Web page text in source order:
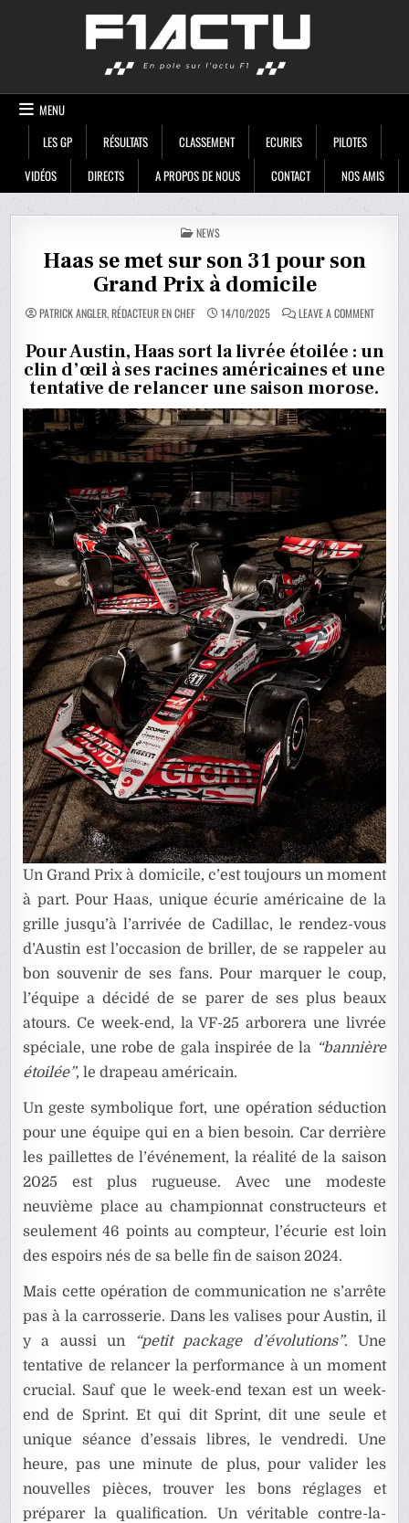
MENU
LES GP
RÉSULTATS CLASSEMENT ECURIES
PILOTES
VIDÉOS
DIRECTS A PROPOS DE NOUS CONTACT NOS AMIS
POSTED
IN
NEWS
Haas se met sur son 31 pour son
Grand Prix à domicile
PATRICK ANGLER, RÉDACTEUR EN CHEF 14/10/2025 LEAVE A COMMENTON
MET
SUR
SON
31
POUR
GRAND
À
Pour Austin, Haas sort la livrée étoilée : un
clin d’œil à ses racines américaines et une
tentative de relancer une saison morose.
Un Grand Prix à domicile, c’est toujours un moment
à part. Pour Haas, unique écurie américaine de la
grille jusqu’à l’arrivée de Cadillac, le rendez-vous
d’Austin est l’occasion de briller, de se rappeler au
bon souvenir de ses fans. Pour marquer le coup,
l’équipe a décidé de se parer de ses plus beaux
atours. Ce week-end, la VF-25 arborera une livrée
spéciale, une robe de gala inspirée de la “bannière
étoilée”, le drapeau américain.
Un geste symbolique fort, une opération séduction
pour une équipe qui en a bien besoin. Car derrière
les paillettes de l’événement, la réalité de la saison
2025 est plus rugueuse. Avec une modeste
neuvième place au championnat constructeurs et
seulement 46 points au compteur, l’écurie est loin
des espoirs nés de sa belle fin de saison 2024.
Mais cette opération de communication ne s’arrête
pas à la carrosserie. Dans les valises pour Austin, il
y a aussi un
“petit package d’évolutions”. Une
tentative de relancer la performance à un moment
crucial. Sauf que le week-end texan est un week-
end de Sprint. Et qui dit Sprint, dit une seule et
unique séance d’essais libres, le vendredi. Une
heure, pas une minute de plus, pour valider les
nouvelles pièces, trouver les bons réglages et
préparer la qualification. Un véritable contre-la-